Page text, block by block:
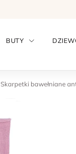
BUTY
Skarpetki bawełniane